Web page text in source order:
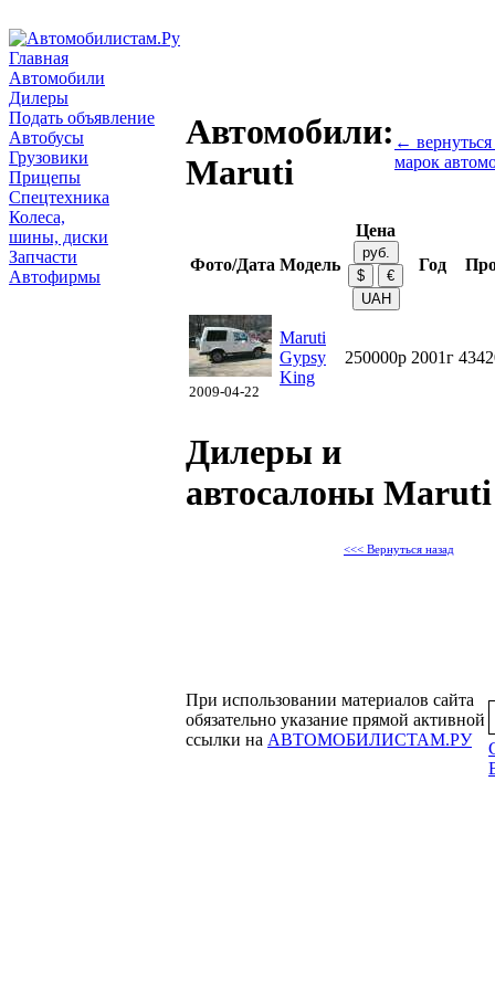
Главная
Автомобили
Дилеры
Подать объявление
Автобусы
Грузовики
Прицепы
Спецтехника
Колеса,
шины, диски
Запчасти
Автофирмы
Автомобили:
Maruti
←
марок
Фото/Дата Модель
Цена
Год
2009-04-22
Maruti
Gypsy
King
250000р 2001г
Дилеры и
автосалоны Maruti
<<< Вернуться назад
При использовании материалов сайта
обязательно указание прямой активной
ссылки на АВТОМОБИЛИСТАМ.РУ